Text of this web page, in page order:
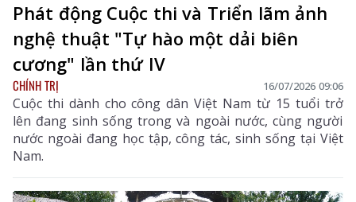
Phát động Cuộc thi và Triển lãm ảnh
nghệ thuật "Tự hào một dải biên
cương" lần thứ IV
CHÍNH TRỊ 16/07/2026 09:06
Cuộc thi dành cho công dân Việt Nam từ 15 tuổi trở
lên đang sinh sống trong và ngoài nước, cùng người
nước ngoài đang học tập, công tác, sinh sống tại Việt
Nam.